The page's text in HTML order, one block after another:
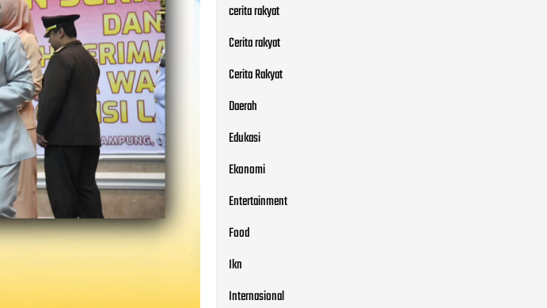
cerita rakyat
Cerita rakyat
Cerita Rakyat
Daerah
Edukasi
Ekonomi
Entertainment
Food
Ikn
Internasional